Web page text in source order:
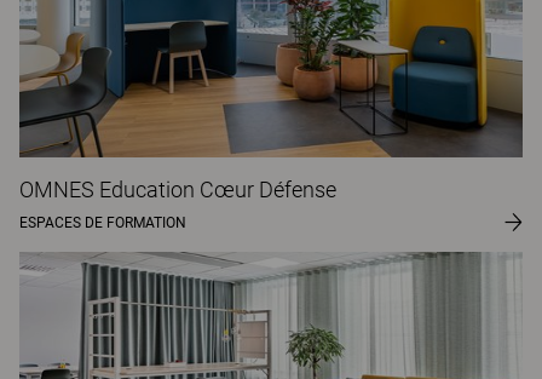
OMNES Education Cœur Défense
ESPACES DE FORMATION